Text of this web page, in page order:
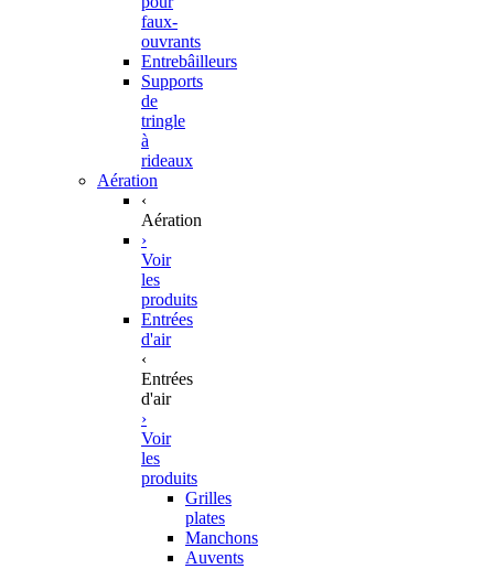
faux-
ouvrants
Entrebâilleurs
Supports
de
tringle
à
rideaux
Aération
‹
Aération
›
Voir
les
produits
Entrées
d'air
‹
Entrées
d'air
›
Voir
les
produits
Grilles
plates
Manchons
Auvents